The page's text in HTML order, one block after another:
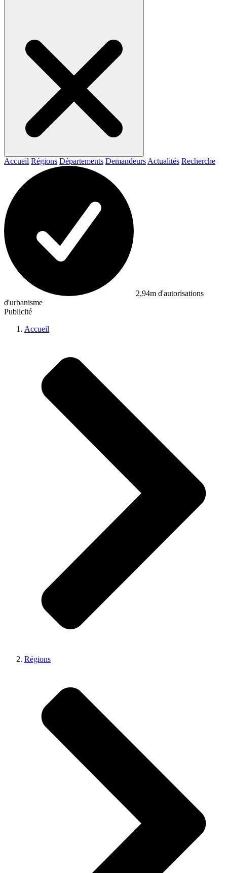
Accueil Régions Départements Demandeurs Actualités Recherche
2,94m d'autorisations
d'urbanisme
Publicité
Accueil
Régions